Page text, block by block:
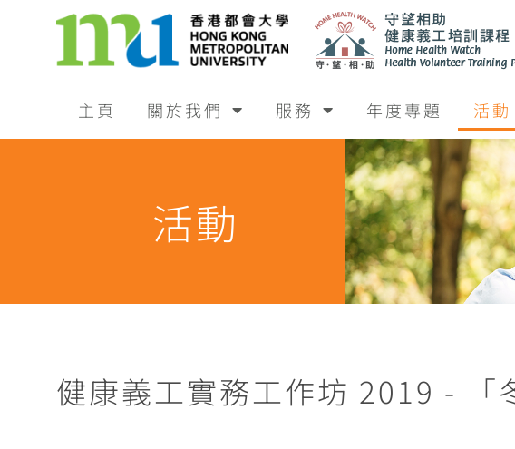
主頁 關於我們 服務 年度專題 活動
活動
健康義工實務工作坊 2019 - 「